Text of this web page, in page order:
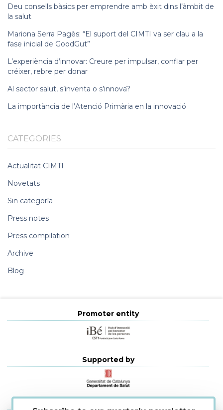
Deu consells bàsics per emprendre amb èxit dins l’àmbit de
la salut
Mariona Serra Pagès: “El suport del CIMTI va ser clau a la
fase inicial de GoodGut”
L’experiència d’innovar: Creure per impulsar, confiar per
créixer, rebre per donar
Al sector salut, s’inventa o s’innova?
La importància de l’Atenció Primària en la innovació
CATEGORIES
Actualitat CIMTI
Novetats
Sin categoría
Press notes
Press compilation
Archive
Blog
Promoter entity
Supported by